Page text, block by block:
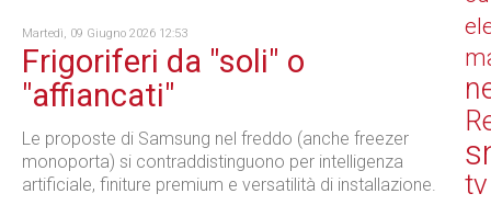
Martedì, 09 Giugno 2026 12:53
Frigoriferi da "soli" o
"affiancati"
Le proposte di Samsung nel freddo (anche freezer
monoporta) si contraddistinguono per intelligenza
artificiale, finiture premium e versatilità di installazione.
tv